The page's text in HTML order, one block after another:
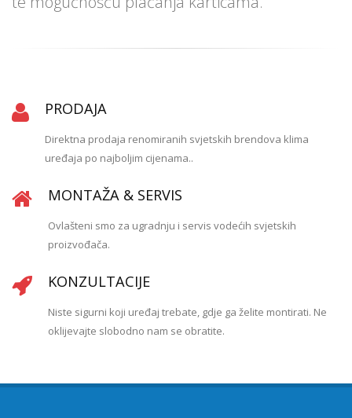
PRODAJA
Direktna prodaja renomiranih svjetskih brendova klima
uređaja po najboljim cijenama..
MONTAŽA & SERVIS
Ovlašteni smo za ugradnju i servis vodećih svjetskih
proizvođača.
KONZULTACIJE
Niste sigurni koji uređaj trebate, gdje ga želite montirati. Ne
oklijevajte slobodno nam se obratite.